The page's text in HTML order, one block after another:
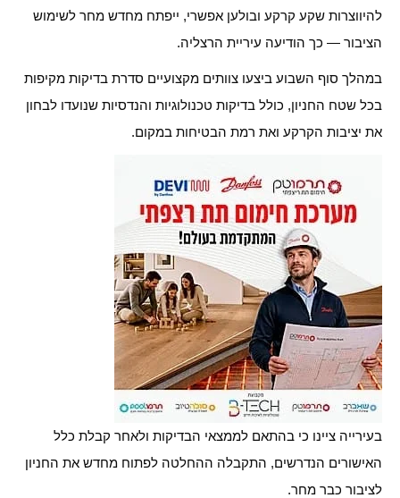
להיווצרות שקע קרקע ובולען אפשרי, ייפתח מחדש מחר לשימוש
הציבור — כך הודיעה עיריית הרצליה.
במהלך סוף השבוע ביצעו צוותים מקצועיים סדרת בדיקות מקיפות
בכל שטח החניון, כולל בדיקות טכנולוגיות והנדסיות שנועדו לבחון
את יציבות הקרקע ואת רמת הבטיחות במקום.
בעירייה ציינו כי בהתאם לממצאי הבדיקות ולאחר קבלת כלל
האישורים הנדרשים, התקבלה ההחלטה לפתוח מחדש את החניון
לציבור כבר מחר.